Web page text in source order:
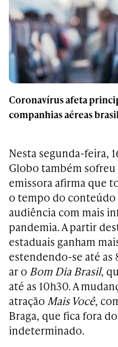
Coronavírus afeta
companhias aéreas
Nesta segunda-feira,
Globo também sofreu
emissora afirma que
o tempo do
audiência com mais
pandemia. A partir
estaduais ganham
estendendo-se até as
ar o Bom Dia Brasil,
até as 10h30. A
atração Mais Você,
Braga, que fica fora
indeterminado.